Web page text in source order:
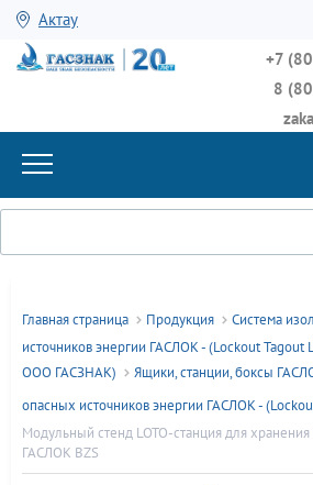
Актау
+7
8
Главная страница Продукция
Система
источников энергии ГАСЛОК - (Lockout Tagout
ООО ГАСЗНАК)
Ящики, станции, боксы
опасных источников энергии ГАСЛОК -
Модульный стенд LOTO-станция для
ГАСЛОК BZS